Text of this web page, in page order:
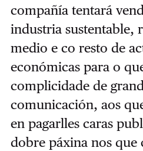
compañía tentará
industria sustentable,
medio e co resto de
económicas para o
complicidade de
comunicación, aos
en pagarlles caras
dobre páxina nos que